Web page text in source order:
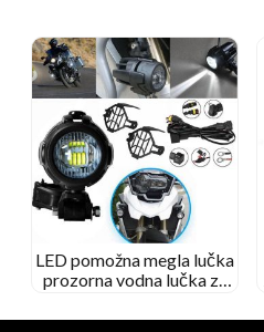
LED pomožna megla lučka
prozorna vodna lučka za